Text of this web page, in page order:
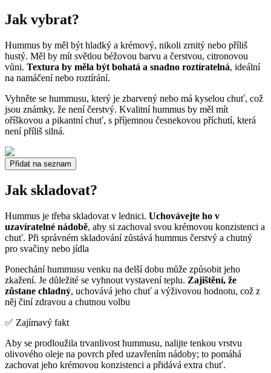
Jak vybrat?
Hummus by měl být hladký a krémový, nikoli zrnitý nebo příliš
hustý. Měl by mít světlou béžovou barvu a čerstvou, citronovou
vůni. Textura by měla být bohatá a snadno roztíratelná, ideální
na namáčení nebo roztírání.
Vyhněte se hummusu, který je zbarvený nebo má kyselou chuť, což
jsou známky, že není čerstvý. Kvalitní hummus by měl mít
oříškovou a pikantní chuť, s příjemnou česnekovou příchutí, která
není příliš silná.
Přidat na seznam
Jak skladovat?
Hummus je třeba skladovat v lednici. Uchovávejte ho v
uzavíratelné nádobě, aby si zachoval svou krémovou konzistenci a
chuť. Při správném skladování zůstává hummus čerstvý a chutný
pro svačiny nebo jídla
Ponechání hummusu venku na delší dobu může způsobit jeho
zkažení. Je důležité se vyhnout vystavení teplu. Zajištění, že
zůstane chladný, uchovává jeho chuť a výživovou hodnotu, což z
něj činí zdravou a chutnou volbu
✅ Zajímavý fakt
Aby se prodloužila trvanlivost hummusu, nalijte tenkou vrstvu
olivového oleje na povrch před uzavřením nádoby; to pomáhá
zachovat jeho krémovou konzistenci a přidává extra chuť.